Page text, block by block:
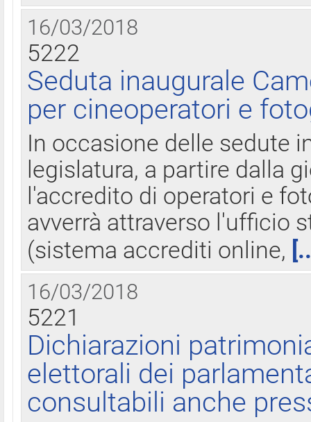
16/03/2018
5222
Seduta inaugurale
per cineoperatori e
In occasione delle sedute
legislatura, a partire dalla
l'accredito di operatori e
avverrà attraverso l'ufficio
(sistema accrediti online,
16/03/2018
5221
Dichiarazioni
elettorali dei
consultabili anche